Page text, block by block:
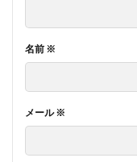
名前 ※
メール※